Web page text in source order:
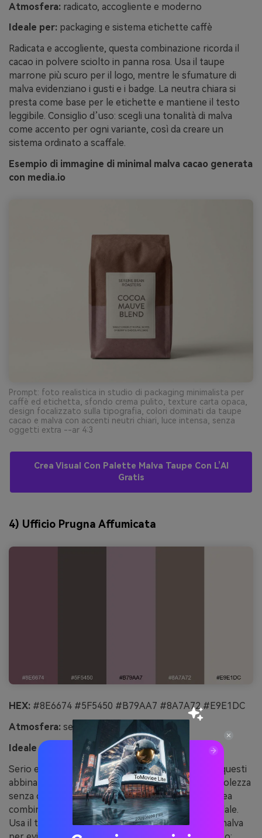
Atmosfera: radicato, accogliente e moderno
Ideale per: packaging e sistema etichette caffè
Radicata e accogliente, questa combinazione ricorda il
cacao in polvere sciolto in panna rosa. Usa il taupe
marrone più scuro per il logo, mentre le sfumature di
malva evidenziano i gusti e i badge. La neutra chiara si
presta come base per le etichette e mantiene il testo
leggibile. Consiglio d’uso: scegli una tonalità di malva
come accento per ogni variante, così da creare un
sistema ordinato a scaffale.
Esempio di immagine di minimal malva cacao generata
con media.io
Prompt: foto realistica in studio di packaging minimalista per
caffè ed etichetta, sfondo crema pulito, texture carta opaca,
design focalizzato sulla tipografia, colori dominati da taupe
cacao e malva con accenti neutri chiari, luce intensa, senza
oggetti extra --ar 4:3
Crea Visual Con Palette Malva Taupe Con L’AI
Gratis
4) Ufficio Prugna Affumicata
HEX: #8E6674 #5F5450 #B79AA7 #8A7A72 #E9E1DC
Atmosfera: serio, discreto e sicuro
Ideale per:
template presentazione aziendale
Serio e silenzioso, come fumo su velluto prugna, questi
abbinamenti di malva taupe trasferiscono autorevolezza
senza contrasti forti. Il range dal malva al taupe crea
combinazioni mature, ideali per storytelling aziendale.
Usa il taupe più scuro per titoli e grafici, riserva il malva